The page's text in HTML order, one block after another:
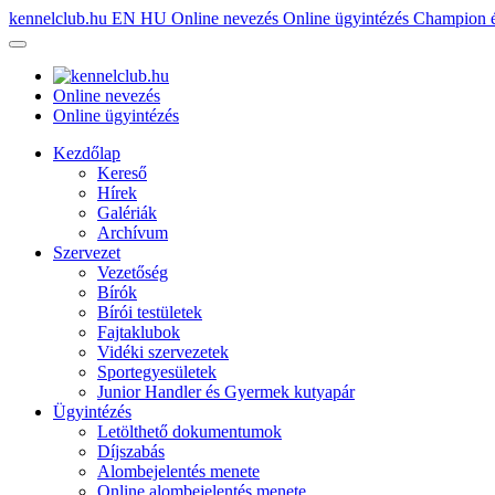
kennelclub.hu EN HU Online nevezés Online ügyintézés Champion
Online nevezés
Online ügyintézés
Kezdőlap
Kereső
Hírek
Galériák
Archívum
Szervezet
Vezetőség
Bírók
Bírói testületek
Fajtaklubok
Vidéki szervezetek
Sportegyesületek
Junior Handler és Gyermek kutyapár
Ügyintézés
Letölthető dokumentumok
Díjszabás
Alombejelentés menete
Online alombejelentés menete